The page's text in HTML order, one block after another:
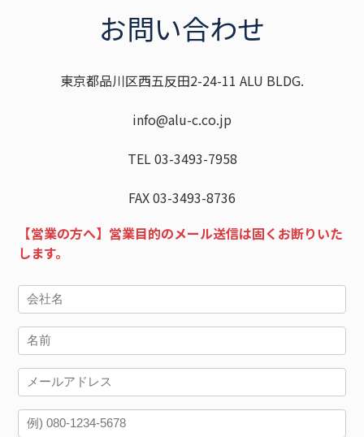
お問い合わせ
東京都品川区西五反田2-24-11 ALU BLDG.
info@alu-c.co.jp
TEL 03-3493-7958
FAX 03-3493-8736
【営業の方へ】営業目的のメール送信は固くお断りいた
します。